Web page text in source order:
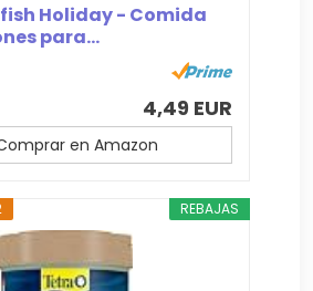
Holiday - Comida
para...
4,49 EUR
en Amazon
REBAJAS